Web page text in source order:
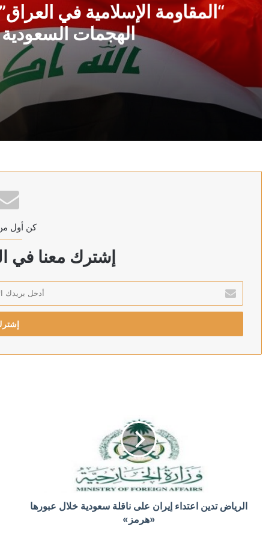
“المقاومة الإسلامية في
الهجمات السعودية
منذ 3 ساعات
“المقاومة الإسلامية في العراق” تمنح الحكومة مهلة للرد
حاويات بكتابة عبرية.. يونيفيل يعلن العثور على 4 أطنان نيترات أمونيوم شديدة الانفجار جنوب لبنان (صور)
الجيش الإسرائيلي يعلق على تقارير عن غضب الجيش
مخاوف أمنية تدفع الجيش الأمريكي للتفكير بمصادرة
إيران تحمل الولايات المتحدة وشركاءها مسؤولية
كن أول
إشترك معنا في
بريدك
الإلكتروني
الرياض تدين اعتداء إيران على ناقلة سعودية خلال عبورها
«هرمز»